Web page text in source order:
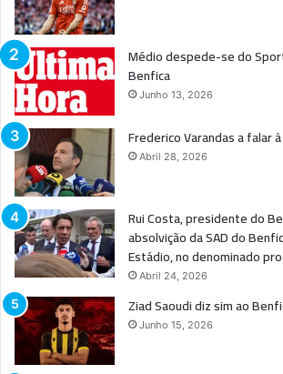
Médio despede-se do
Benfica
Junho 13, 2026
Frederico Varandas a falar
Abril 28, 2026
Rui Costa, presidente do
absolvição da SAD do
Estádio, no denominado
Abril 24, 2026
Ziad Saoudi diz sim ao
Junho 15, 2026